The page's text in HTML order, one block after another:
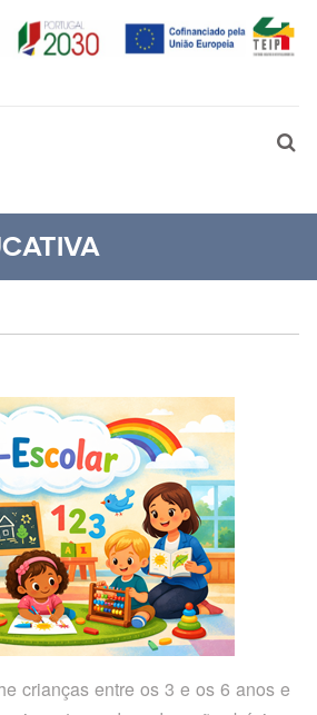
crianças entre os 3 e os 6 anos e